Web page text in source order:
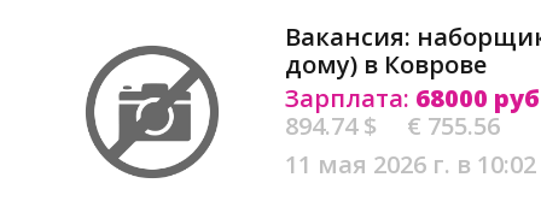
Вакансия:
дому) в Коврове
Зарплата: 68000
894.74 $
€ 755.56
11 мая 2026 г. в 10:02